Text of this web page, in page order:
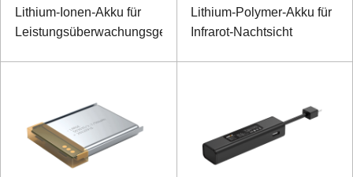
Lithium-Ionen-Akku für
Leistungsüberwachungsgeräte
Lithium-Polymer-Akku für
Infrarot-Nachtsicht